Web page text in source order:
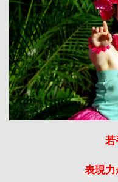
若
表現力